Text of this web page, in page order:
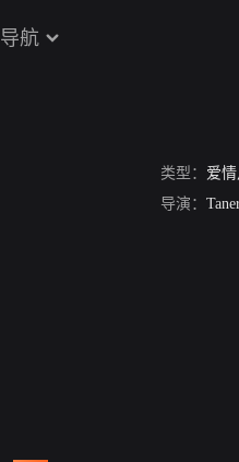
导航
类型： 爱
导演：